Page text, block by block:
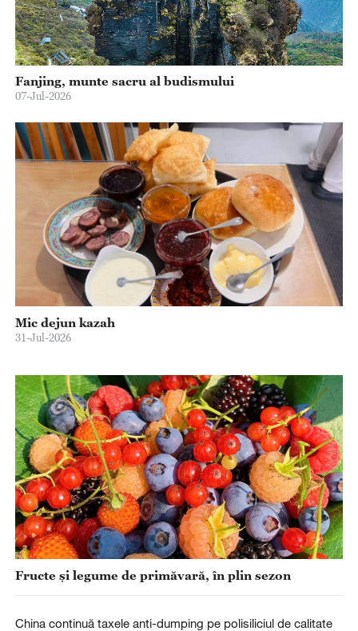
Fanjing, munte sacru al budismului
07-Jul-2026
Mic dejun kazah
31-Jul-2026
Fructe și legume de primăvară, în plin sezon
China continuă taxele anti-dumping pe polisiliciul de calitate